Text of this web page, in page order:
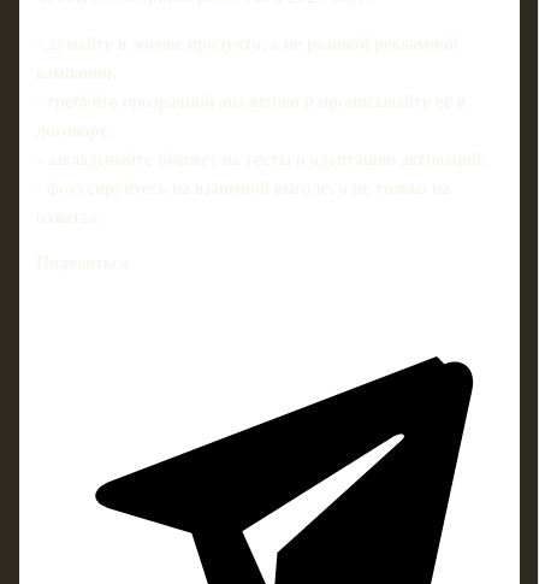
- думайте в логике продукта, а не разовой рекламной
кампании;
- требуйте прозрачной аналитики и прописывайте её в
договоре;
- закладывайте бюджет на тесты и адаптацию активаций;
- фокусируйтесь на взаимной выгоде, а не только на
охватах.
Поделиться